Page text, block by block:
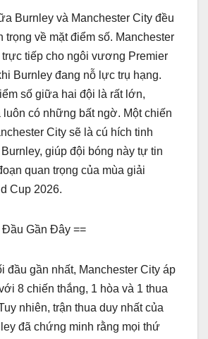
Burnley và Manchester City đều
trọng về mặt điểm số. Manchester
trực tiếp cho ngôi vương Premier
Burnley đang nỗ lực trụ hạng.
số giữa hai đội là rất lớn,
có những bất ngờ. Một chiến
City sẽ là cú hích tinh
giúp đội bóng này tự tin
quan trọng của mùa giải
Cup 2026.
Gần Đây ==
đầu gần nhất, Manchester City áp
8 chiến thắng, 1 hòa và 1 thua
nhiên, trận thua duy nhất của
đã chứng minh rằng mọi thứ